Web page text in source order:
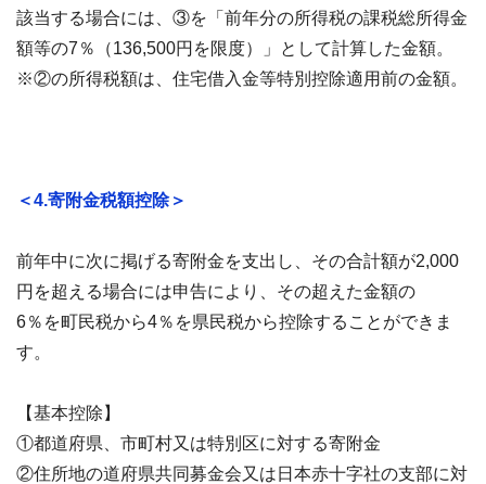
該当する場合には、③を「前年分の所得税の課税総所得金
額等の7％（136,500円を限度）」として計算した金額。
※②の所得税額は、住宅借入金等特別控除適用前の金額。
＜4.寄附金税額控除＞
前年中に次に掲げる寄附金を支出し、その合計額が2,000
円を超える場合には申告により、その超えた金額の
6％を町民税から4％を県民税から控除することができま
す。
【基本控除】
①都道府県、市町村又は特別区に対する寄附金
②住所地の道府県共同募金会又は日本赤十字社の支部に対